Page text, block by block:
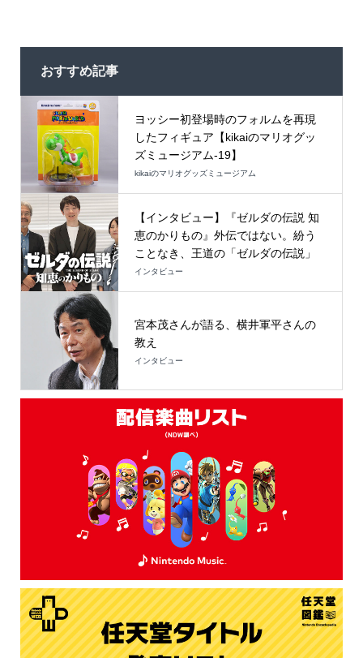
おすすめ記事
ヨッシー初登場時のフォルムを再現
したフィギュア【kikaiのマリオグッ
ズミュージアム-19】
kikaiのマリオグッズミュージアム
【インタビュー】『ゼルダの伝説 知
恵のかりもの』外伝ではない。紛う
ことなき、王道の「ゼルダの伝説」
インタビュー
宮本茂さんが語る、横井軍平さんの
教え
インタビュー